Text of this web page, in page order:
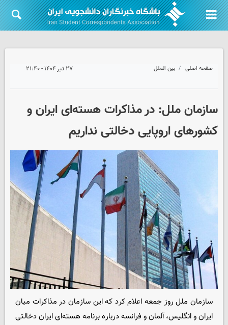
صفحه اصلی بین الملل ۲۷ تیر ۱۴۰۴ - ۲۱:۴۰
سازمان ملل: در مذاکرات هسته‌ای ایران و
کشورهای اروپایی دخالتی نداریم
سازمان ملل روز جمعه اعلام کرد که این سازمان در مذاکرات میان
ایران و انگلیس، آلمان و فرانسه درباره برنامه هسته‌ای ایران دخالتی